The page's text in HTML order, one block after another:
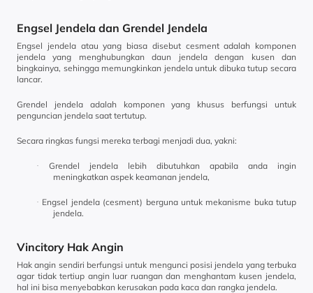
Engsel Jendela dan Grendel Jendela
Engsel jendela atau yang biasa disebut cesment adalah komponen
jendela yang menghubungkan daun jendela dengan kusen dan
bingkainya, sehingga memungkinkan jendela untuk dibuka tutup secara
lancar.
Grendel jendela adalah komponen yang khusus berfungsi untuk
penguncian jendela saat tertutup.
Secara ringkas fungsi mereka terbagi menjadi dua, yakni:
·
Grendel jendela lebih dibutuhkan apabila anda ingin
meningkatkan aspek keamanan jendela,
· Engsel jendela (cesment) berguna untuk mekanisme buka tutup
jendela.
Vincitory Hak Angin
Hak angin sendiri berfungsi untuk mengunci posisi jendela yang terbuka
agar tidak tertiup angin luar ruangan dan menghantam kusen jendela,
hal ini bisa menyebabkan kerusakan pada kaca dan rangka jendela.